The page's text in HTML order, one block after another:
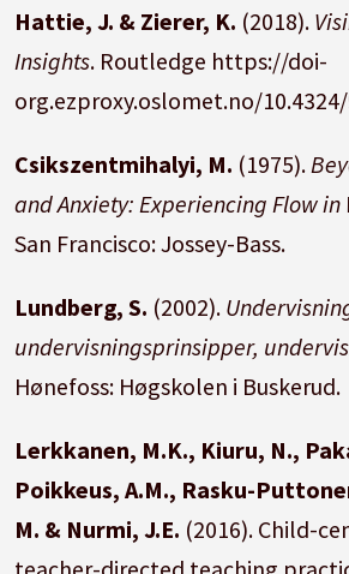
Hattie, J. & Zierer, K. (2018).
Insights. Routledge https://doi-
org.ezproxy.oslomet.no/
Csikszentmihalyi, M. (1975).
and Anxiety: Experiencing Flow in
San Francisco: Jossey-Bass.
Lundberg, S. (2002).
undervisningsprinsipper,
Hønefoss: Høgskolen i Buskerud.
Lerkkanen, M.K., Kiuru, N.,
Poikkeus, A.M., Rasku-
M. & Nurmi, J.E. (2016). Child-